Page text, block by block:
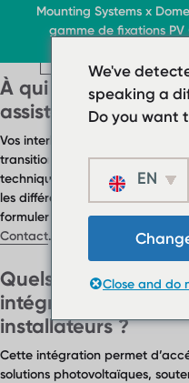
Mounting Systems x
gamme de fixations PV
Toitures inclinées
À propos
FR
FAQ
À qui puis-je
assistance
Vos interlocuteurs habituels
transition. Dome Solar renforce
techniques et commerciales
les différents marchés. Pour
formuler une demande, nous
Contact.
Quels sont les
intégration pour les
installateurs ?
Cette intégration permet
solutions photovoltaïques,
We've
speaking a
Do you want
EN
Close and do